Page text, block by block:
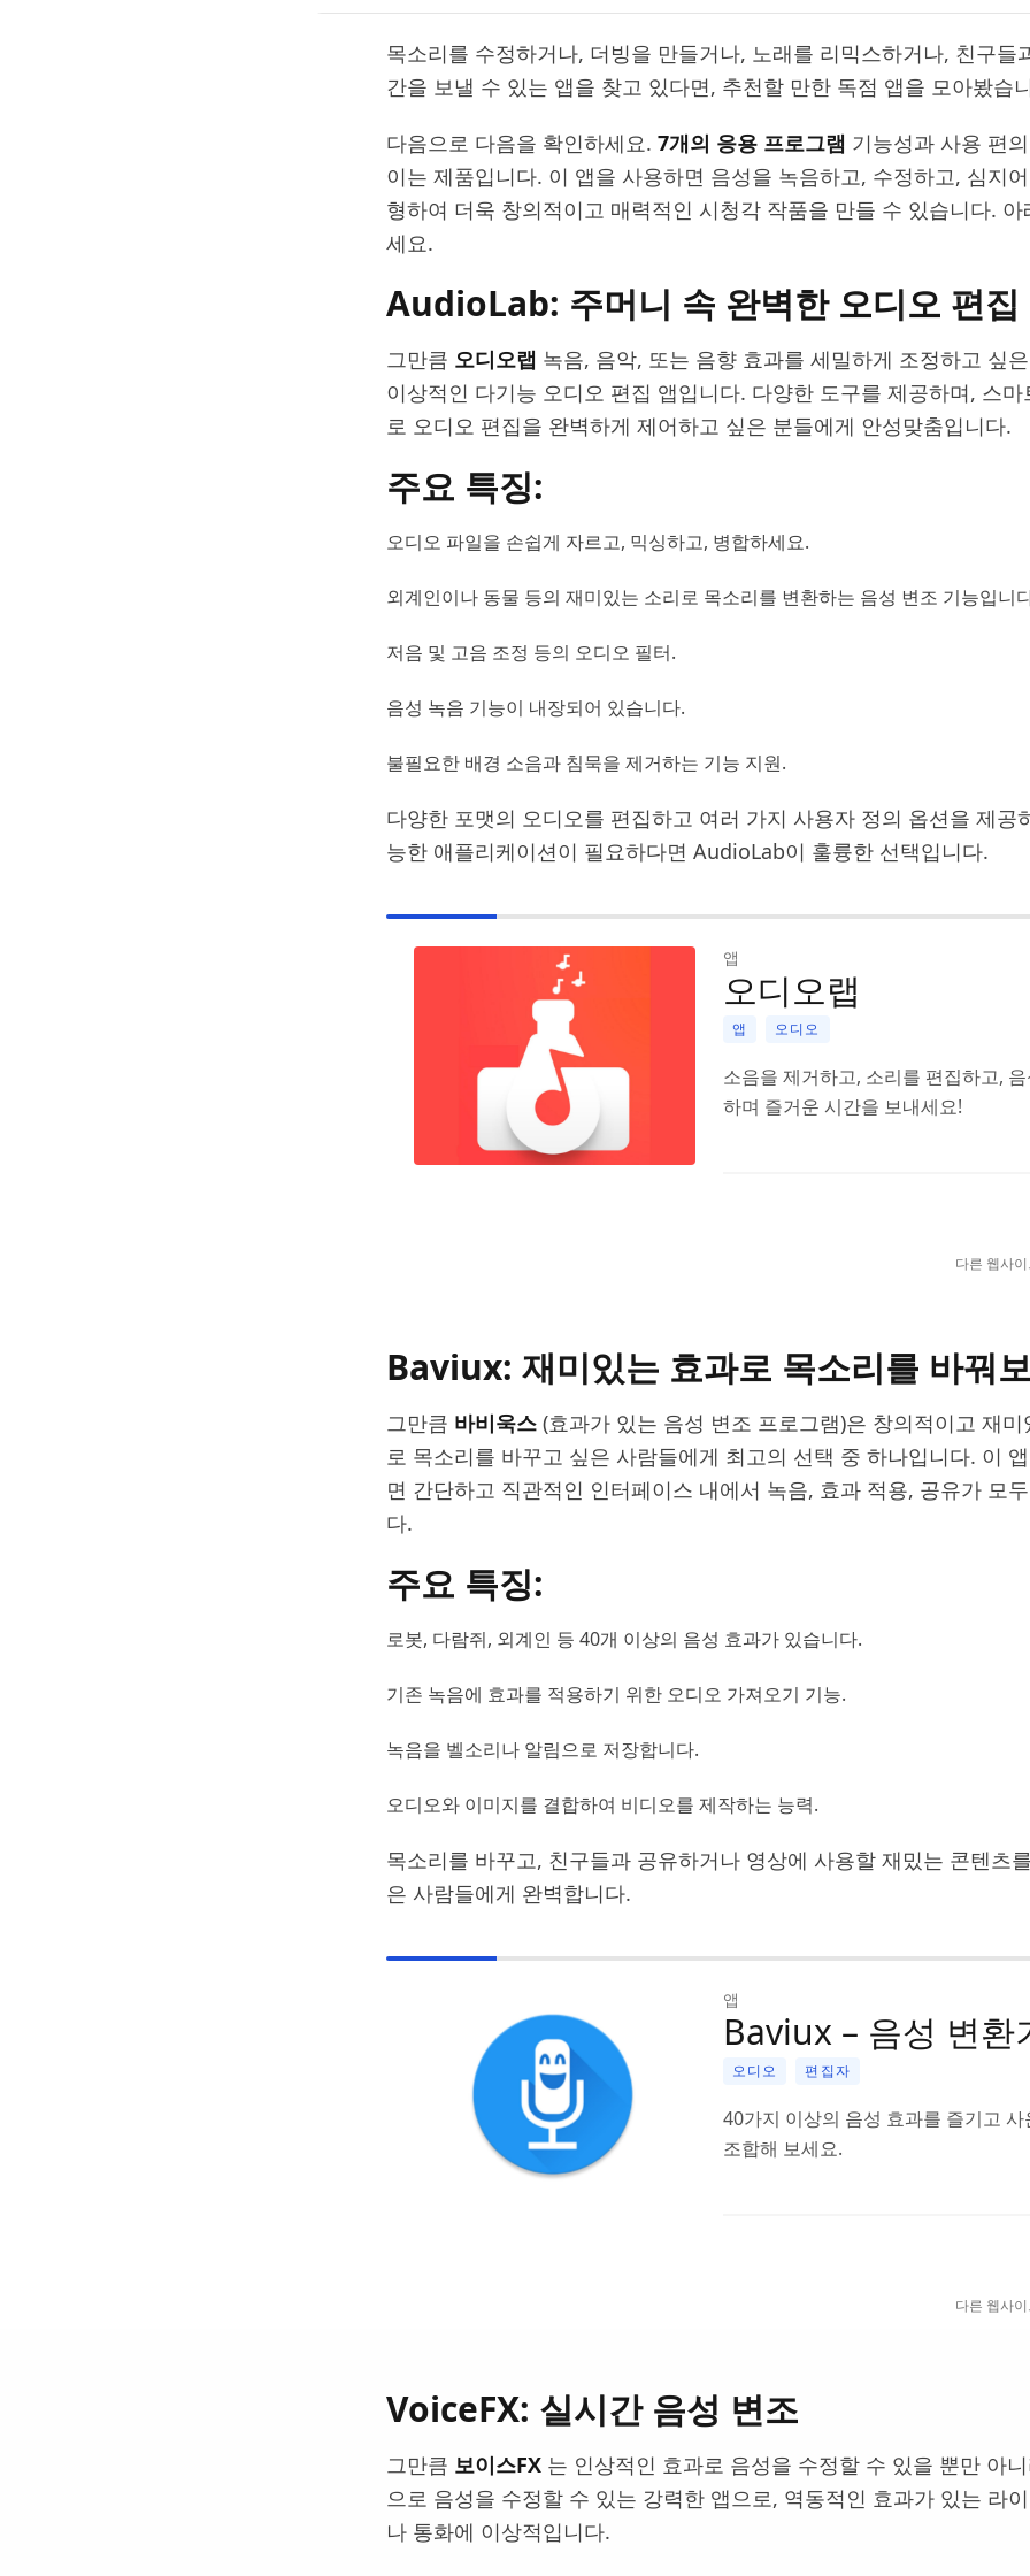
목소리를 수정하거나, 더빙을 만들거나, 노래를 리믹스하거나, 친구들
간을 보낼 수 있는 앱을 찾고 있다면, 추천할 만한 독점 앱을 모아봤습
다음으로 다음을 확인하세요. 7개의 응용 프로그램 기능성과 사용 편
이는 제품입니다. 이 앱을 사용하면 음성을 녹음하고, 수정하고, 심지
형하여 더욱 창의적이고 매력적인 시청각 작품을 만들 수 있습니다.
세요.
AudioLab: 주머니 속 완벽한 오디오 편집
그만큼 오디오랩 녹음, 음악, 또는 음향 효과를 세밀하게 조정하고 싶
이상적인 다기능 오디오 편집 앱입니다. 다양한 도구를 제공하며, 스
로 오디오 편집을 완벽하게 제어하고 싶은 분들에게 안성맞춤입니다.
주요 특징:
오디오 파일을 손쉽게 자르고, 믹싱하고, 병합하세요.
외계인이나 동물 등의 재미있는 소리로 목소리를 변환하는 음성 변조 기능입니
저음 및 고음 조정 등의 오디오 필터.
음성 녹음 기능이 내장되어 있습니다.
불필요한 배경 소음과 침묵을 제거하는 기능 지원.
다양한 포맷의 오디오를 편집하고 여러 가지 사용자 정의 옵션을 제공
능한 애플리케이션이 필요하다면 AudioLab이 훌륭한 선택입니다.
앱
오디오랩
앱 오디오
소음을 제거하고, 소리를 편집하고,
하며 즐거운 시간을 보내세요!
다른 웹사
Baviux: 재미있는 효과로 목소리를 바꿔
그만큼 바비욱스 (효과가 있는 음성 변조 프로그램)은 창의적이고 재미
로 목소리를 바꾸고 싶은 사람들에게 최고의 선택 중 하나입니다. 이
면 간단하고 직관적인 인터페이스 내에서 녹음, 효과 적용, 공유가 모
다.
주요 특징:
로봇, 다람쥐, 외계인 등 40개 이상의 음성 효과가 있습니다.
기존 녹음에 효과를 적용하기 위한 오디오 가져오기 기능.
녹음을 벨소리나 알림으로 저장합니다.
오디오와 이미지를 결합하여 비디오를 제작하는 능력.
목소리를 바꾸고, 친구들과 공유하거나 영상에 사용할 재밌는 콘텐츠
은 사람들에게 완벽합니다.
앱
Baviux – 음성 변환
오디오 편집자
40가지 이상의 음성 효과를 즐기고
조합해 보세요.
다른 웹사
VoiceFX: 실시간 음성 변조
그만큼 보이스FX 는 인상적인 효과로 음성을 수정할 수 있을 뿐만 아
으로 음성을 수정할 수 있는 강력한 앱으로, 역동적인 효과가 있는 라
나 통화에 이상적입니다.